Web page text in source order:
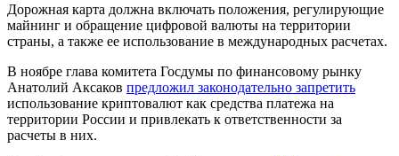
Дорожная карта должна включать положения, регулирующие
майнинг и обращение цифровой валюты на территории
страны, а также ее использование в международных расчетах.
В ноябре глава комитета Госдумы по финансовому рынку
Анатолий Аксаков предложил законодательно запретить
использование криптовалют как средства платежа на
территории России и привлекать к ответственности за
расчеты в них.